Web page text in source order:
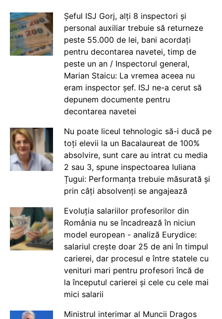
Șeful ISJ Gorj, alți 8 inspectori și
personal auxiliar trebuie să returneze
peste 55.000 de lei, bani acordați
pentru decontarea navetei, timp de
peste un an / Inspectorul general,
Marian Staicu: La vremea aceea nu
eram inspector șef. ISJ ne-a cerut să
depunem documente pentru
decontarea navetei
Nu poate liceul tehnologic să-i ducă pe
toți elevii la un Bacalaureat de 100%
absolvire, sunt care au intrat cu media
2 sau 3, spune inspectoarea Iuliana
Țugui: Performanța trebuie măsurată și
prin câți absolvenți se angajează
Evoluția salariilor profesorilor din
România nu se încadrează în niciun
model european - analiză Eurydice:
salariul crește doar 25 de ani în timpul
carierei, dar procesul e între statele cu
venituri mari pentru profesori încă de
la începutul carierei și cele cu cele mai
mici salarii
Ministrul interimar al Muncii Dragos